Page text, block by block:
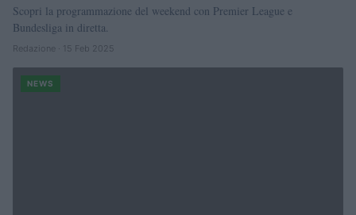
Scopri la programmazione del weekend con Premier League e
Bundesliga in diretta.
Redazione · 15 Feb 2025
NEWS